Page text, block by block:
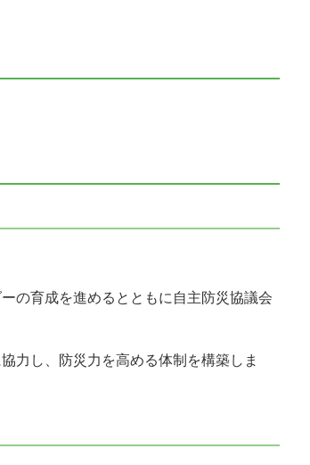
の育成を進めるとともに自主防災協議会
力し、防災力を高める体制を構築しま